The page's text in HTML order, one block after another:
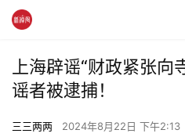
上海辟谣“财政紧张
谣者被逮捕！
三三两两 2024年8月22日 下午2:13